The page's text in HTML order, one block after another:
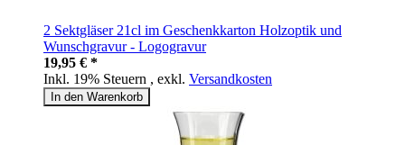
2 Sektgläser 21cl im Geschenkkarton Holzoptik und
Wunschgravur - Logogravur
19,95 € *
Inkl. 19% Steuern , exkl. Versandkosten
In den Warenkorb